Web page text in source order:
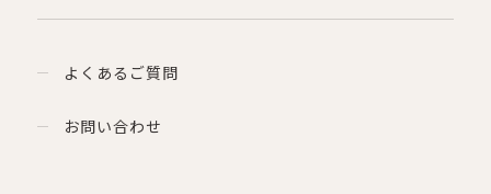
よくあるご質問
お問い合わせ